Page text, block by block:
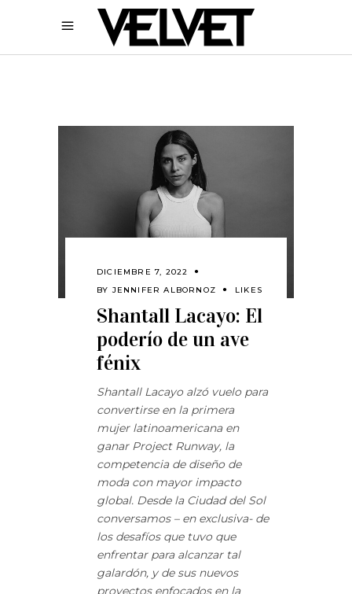
DICIEMBRE 7, 2022
BY JENNIFER ALBORNOZ LIKES
Shantall Lacayo: El
poderío de un ave
fénix
Shantall Lacayo alzó vuelo para
convertirse en la primera
mujer latinoamericana en
ganar Project Runway, la
competencia de diseño de
moda con mayor impacto
global. Desde la Ciudad del Sol
conversamos – en exclusiva- de
los desafíos que tuvo que
enfrentar para alcanzar tal
galardón, y de sus nuevos
proyectos enfocados en la